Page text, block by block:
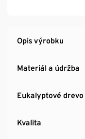
Opis výrobku
Materiál a údržba
Eukalyptové drevo
Kvalita